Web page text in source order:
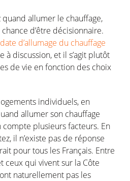
quand allumer le chauffage,
d’être décisionnaire.
d’allumage du chauffage
à discussion, et il s’agit plutôt
de vie enfonction des choix
individuels, en
allumerson chauffage
compte plusieursfacteurs. En
, il n’existe pas de réponse
pourtous les Français. Entre
ceux qui viventsur la Côte
naturellement pas les